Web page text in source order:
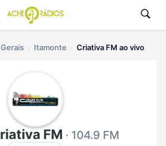
Itamonte Criativa FM ao vivo
FM · 104.9 FM